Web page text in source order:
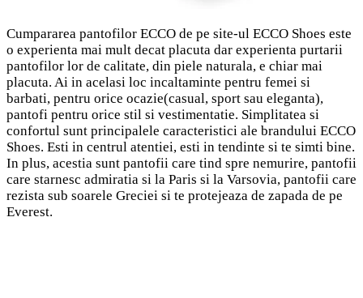
Cumpararea pantofilor ECCO de pe site-ul ECCO Shoes este
o experienta mai mult decat placuta dar experienta purtarii
pantofilor lor de calitate, din piele naturala, e chiar mai
placuta. Ai in acelasi loc incaltaminte pentru femei si
barbati, pentru orice ocazie(casual, sport sau eleganta),
pantofi pentru orice stil si vestimentatie. Simplitatea si
confortul sunt principalele caracteristici ale brandului ECCO
Shoes. Esti in centrul atentiei, esti in tendinte si te simti bine.
In plus, acestia sunt pantofii care tind spre nemurire, pantofii
care starnesc admiratia si la Paris si la Varsovia, pantofii care
rezista sub soarele Greciei si te protejeaza de zapada de pe
Everest.